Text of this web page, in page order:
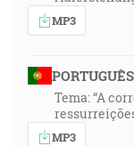
MP3
PORTUGUÊS
Tema: “A
MP3